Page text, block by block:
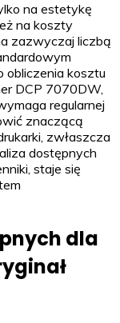
na estetykę
na koszty
zazwyczaj liczbą
obliczenia kosztu
DCP 7070DW,
regularnej
znaczącą
zwłaszcza
dostępnych
staje się
dla